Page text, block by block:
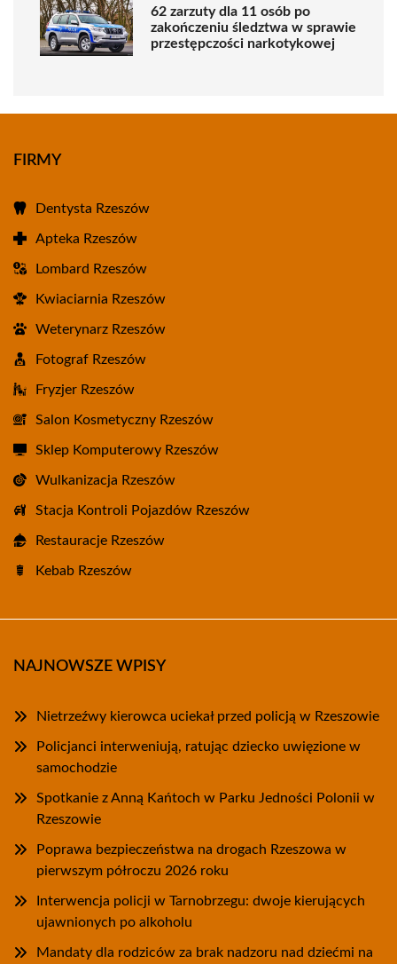
62 zarzuty dla 11 osób po
zakończeniu śledztwa w sprawie
przestępczości narkotykowej
FIRMY
Dentysta Rzeszów
Apteka Rzeszów
Lombard Rzeszów
Kwiaciarnia Rzeszów
Weterynarz Rzeszów
Fotograf Rzeszów
Fryzjer Rzeszów
Salon Kosmetyczny Rzeszów
Sklep Komputerowy Rzeszów
Wulkanizacja Rzeszów
Stacja Kontroli Pojazdów Rzeszów
Restauracje Rzeszów
Kebab Rzeszów
NAJNOWSZE WPISY
Nietrzeźwy kierowca uciekał przed policją w Rzeszowie
Policjanci interweniują, ratując dziecko uwięzione w
samochodzie
Spotkanie z Anną Kańtoch w Parku Jedności Polonii w
Rzeszowie
Poprawa bezpieczeństwa na drogach Rzeszowa w
pierwszym półroczu 2026 roku
Interwencja policji w Tarnobrzegu: dwoje kierujących
ujawnionych po alkoholu
Mandaty dla rodziców za brak nadzoru nad dziećmi na